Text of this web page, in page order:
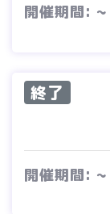
開催期間: ~
終了
開催期間: ~